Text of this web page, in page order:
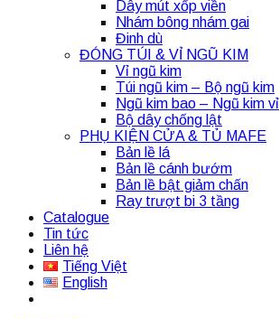
Dây mút xốp viền
Nhám bông nhám gai
Đinh dù
ĐÓNG TÚI & VỈ NGŨ KIM
Vỉ ngũ kim
Túi ngũ kim – Bộ ngũ kim
Ngũ kim bao – Ngũ kim vỉ
Bộ dây chống lật
PHỤ KIỆN CỬA & TỦ MAFE
Bản lề lá
Bản lề cánh bướm
Bản lề bật giảm chấn
Ray trượt bi 3 tầng
Catalogue
Tin tức
Liên hệ
Tiếng Việt
English